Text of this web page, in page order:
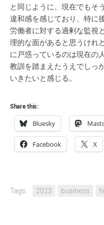
と同じように、現在でもそ
違和感を感じており、特に
労働者に対する過剰な監視
理的な面があると思うけれ
に戸惑っているのは現在の
教訓を踏まえたうえでしっ
いきたいと感じる。
Share this:
Bluesky
Facebook X
Tags: 2023 business